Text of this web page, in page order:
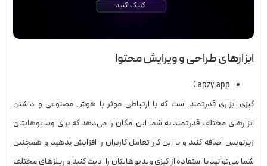
ابزارهای طراحی و ویرایش محتوا
Capzy.app
کپزی ابزاری قدرتمند است که با ارتباطی موثر با هوش مصنوعی و داشتن
ابزارهای مختلف قدرتمند به شما این امکان را می‌دهد که برای ویدیوهایتان
زیرنویس اضافه کنید و با این کار تعامل کاربران را افزایش بدهید و همچنین
شما می‌توانید با استفاده از کپزی ویدیوهایتان را ادیت کنید و ریلزهای مختلف